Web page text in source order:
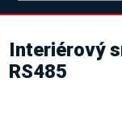
Interiérový
RS485